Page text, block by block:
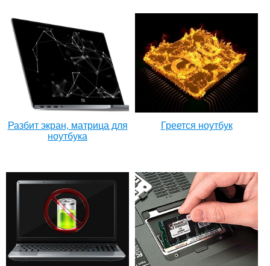
Разбит экран, матрица для
ноутбука
Греется ноутбук